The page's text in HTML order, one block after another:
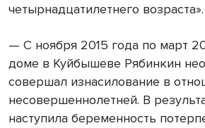
четырнадцатилетнего возраста».
— С ноября 2015 года по март
доме в Куйбышеве Рябинкин
совершал изнасилование в
несовершеннолетней. В
наступила беременность